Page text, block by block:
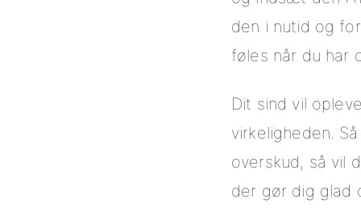
den i nutid og
føles når du har
Dit sind vil
virkeligheden.
overskud, så vil
der gør dig glad